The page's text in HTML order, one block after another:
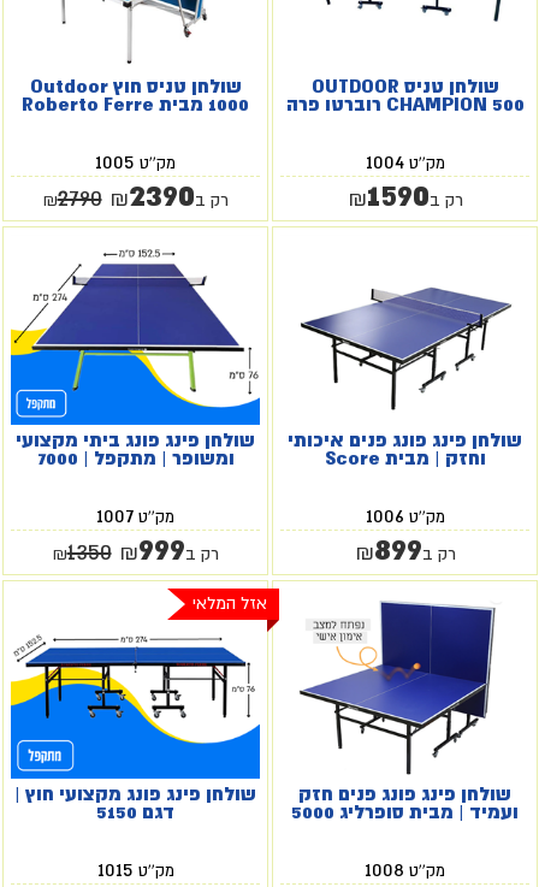
שולחן טניס OUTDOOR
CHAMPION 500 רוברטו פרה
מק''ט1004
רק ב ₪1590
שולחן טניס חוץ Outdoor
1000 מבית Roberto Ferre
מק''ט 1005
רק ב ₪2390
₪2790
שולחן פינג פונג פנים איכותי
וחזק | מבית Score
מק''ט 1006
רק ב ₪899
שולחן פינג פונג ביתי מקצועי
ומשופר | מתקפל | 7000
מק''ט 1007
רק ב ₪999
₪1350
שולחן פינג פונג פנים חזק
ועמיד | מבית סופרליג 5000
מק''ט 1008
אזל המלאי
שולחן פינג פונג מקצועי חוץ |
דגם 5150
מק''ט 1015